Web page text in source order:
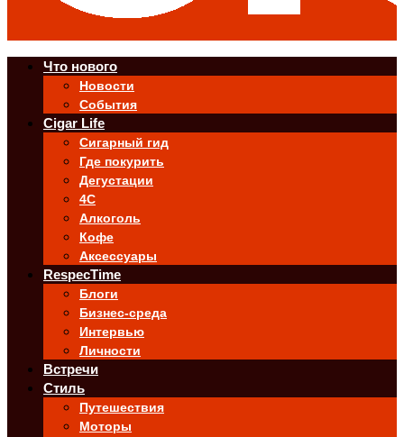
Что нового
Новости
События
Cigar Life
Сигарный гид
Где покурить
Дегустации
4C
Алкоголь
Кофе
Аксессуары
RespecTime
Блоги
Бизнес-среда
Интервью
Личности
Встречи
Стиль
Путешествия
Моторы